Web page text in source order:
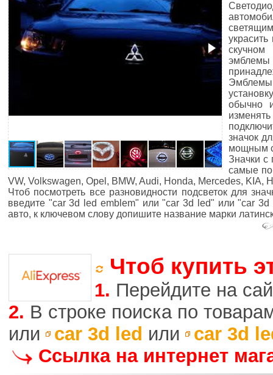
скучном
обычно
значок
мощным
Значки с
самые
VW, Volkswagen, Opel, BMW, Audi, Honda, Mercedes, KIA,
Чтоб посмотреть все разновидности подсветок для
введите "car 3d led emblem" или "car 3d led" или "car
авто, к ключевом слову допишите название марки
Чтоб купить
1. Перейдите на
2. В строке поиска по
или
car 3d led или
car 3d
Ссылка на интернет